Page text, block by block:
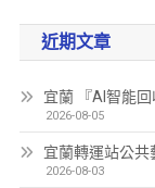
近期文章
宜蘭 『AI智能
2026-08-05
宜蘭轉運站公
2026-08-03